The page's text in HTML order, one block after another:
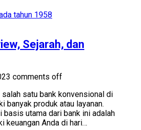
Sejarah, dan
comments off
salah satu bank konvensional di
banyak produk atau layanan.
basis utama dari bank ini adalah
keuangan Anda di hari…